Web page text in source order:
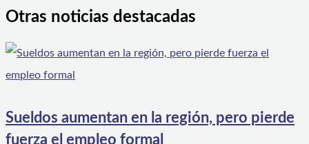
Otras noticias destacadas
Sueldos aumentan en la región, pero pierde
fuerza el empleo formal